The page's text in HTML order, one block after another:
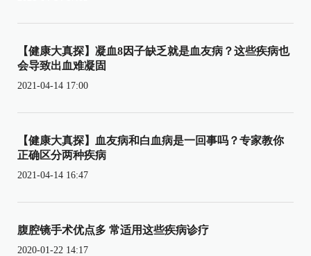
【健康大真探】凝血8因子缺乏就是血友病？这些疾病也
会导致出血难凝固
2021-04-14 17:00
【健康大真探】血友病和白血病是一回事吗？专家教你
正确区分两种疾病
2021-04-14 16:47
腹腔镜手术优点多 常适用这些疾病诊疗
2020-01-22 14:17